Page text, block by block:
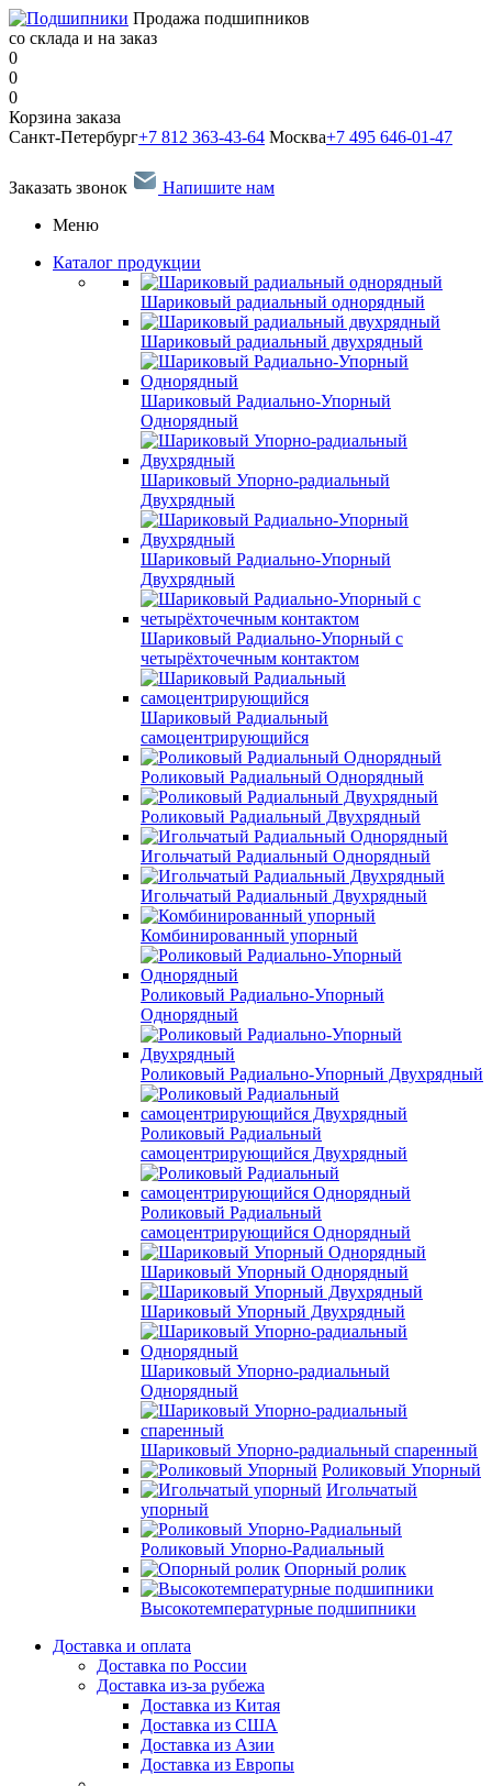
Продажа подшипников
со склада и на заказ
0
0
0
Корзина заказа
Санкт-Петербург+7 812 363-43-64 Москва+7 495 646-01-47
Заказать звонок
Напишите нам
Меню
Каталог продукции
Шариковый радиальный однорядный
Шариковый радиальный двухрядный
Шариковый Радиально-Упорный
Однорядный
Шариковый Упорно-радиальный
Двухрядный
Шариковый Радиально-Упорный
Двухрядный
Шариковый Радиально-Упорный с
четырёхточечным контактом
Шариковый Радиальный
самоцентрирующийся
Роликовый Радиальный Однорядный
Роликовый Радиальный Двухрядный
Игольчатый Радиальный Однорядный
Игольчатый Радиальный Двухрядный
Комбинированный упорный
Роликовый Радиально-Упорный
Однорядный
Роликовый Радиально-Упорный Двухрядный
Роликовый Радиальный
самоцентрирующийся Двухрядный
Роликовый Радиальный
самоцентрирующийся Однорядный
Шариковый Упорный Однорядный
Шариковый Упорный Двухрядный
Шариковый Упорно-радиальный
Однорядный
Шариковый Упорно-радиальный спаренный
Роликовый Упорный
Игольчатый
упорный
Роликовый Упорно-Радиальный
Опорный ролик
Высокотемпературные подшипники
Доставка и оплата
Доставка по России
Доставка из-за рубежа
Доставка из Китая
Доставка из США
Доставка из Азии
Доставка из Европы